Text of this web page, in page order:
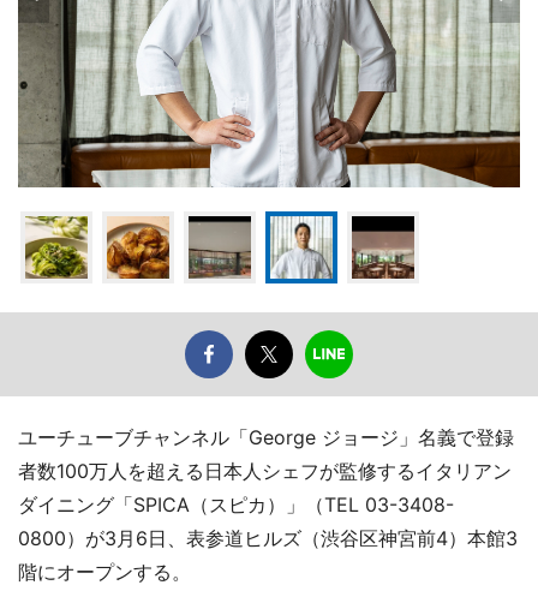
ユーチューブチャンネル「George ジョージ」名義で登録
者数100万人を超える日本人シェフが監修するイタリアン
ダイニング「SPICA（スピカ）」（TEL 03-3408-
0800）が3月6日、表参道ヒルズ（渋谷区神宮前4）本館3
階にオープンする。